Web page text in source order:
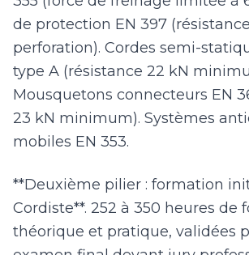
de protection EN 397
perforation). Cordes semi-
type A (résistance 22 kN
Mousquetons connecteurs EN
23 kN minimum). Systèmes
mobiles EN 353.
**Deuxième pilier : formation
Cordiste**. 252 à 350 heures de
théorique et pratique, validées